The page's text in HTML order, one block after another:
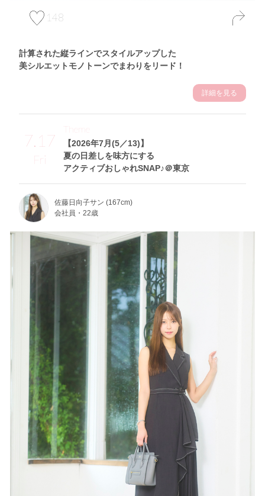
148
計算された縦ラインでスタイルアップした
美シルエットモノトーンでまわりをリード！
詳細を見る
7.17
Fri
【2026年7月(5／13)】
夏の日差しを味方にする
アクティブおしゃれSNAP♪＠東京
Theme
佐藤日向子サン (167cm)
会社員・22歳